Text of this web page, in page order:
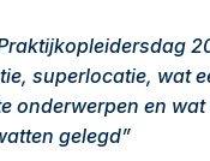
superlocatie, wat
onderwerpen en wat
gelegd”